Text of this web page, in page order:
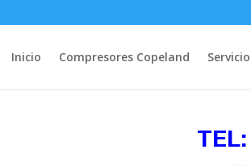
Inicio Compresores Copeland